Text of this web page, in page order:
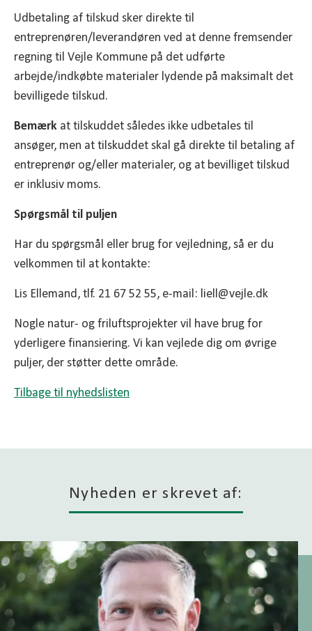
Udbetaling af tilskud sker direkte til
entreprenøren/leverandøren ved at denne fremsender
regning til Vejle Kommune på det udførte
arbejde/indkøbte materialer lydende på maksimalt det
bevilligede tilskud.
Bemærk at tilskuddet således ikke udbetales til
ansøger, men at tilskuddet skal gå direkte til betaling af
entreprenør og/eller materialer, og at bevilliget tilskud
er inklusiv moms.
Spørgsmål til puljen
Har du spørgsmål eller brug for vejledning, så er du
velkommen til at kontakte:
Lis Ellemand, tlf. 21 67 52 55, e-mail: liell@vejle.dk
Nogle natur- og friluftsprojekter vil have brug for
yderligere finansiering. Vi kan vejlede dig om øvrige
puljer, der støtter dette område.
Tilbage til nyhedslisten
Nyheden er skrevet af: